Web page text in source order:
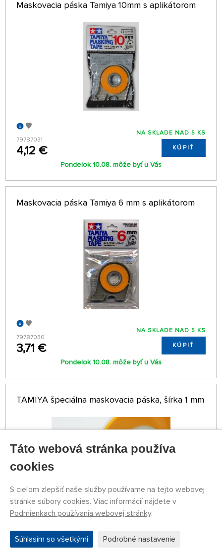
Maskovacia páska Tamiya 10mm s aplikátorom
79787031
4,12 €
NA SKLADE NAD 5 KS
KÚPIŤ
Pondelok 10.08. môže byť u Vás
Maskovacia páska Tamiya 6 mm s aplikátorom
79787030
3,71 €
NA SKLADE NAD 5 KS
KÚPIŤ
Pondelok 10.08. môže byť u Vás
TAMIYA špeciálna maskovacia páska, šírka 1 mm
79787206
3,29 € KÚPIŤ
Táto webová stránka používa
cookies
S cieľom zlepšiť naše služby používame na tejto webovej
stránke súbory cookies. Viac informácií nájdete v
Podmienkach používania webovej stránky.
Súhlasím so všetkými Podrobné nastavenie